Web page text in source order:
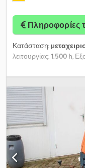
Πληροφορίες
Κατάσταση:
λειτουργίας:1.500 h,
WackerNeuson Τύπος:
WNCE0606K00002757
Έκδοση A 7.0,
αερανάρτηση, δίδυμοι
εργασίας,
κυκλοφορίας σύμφωνα
βραχίονας κουβά
εξοπλισμός:
3ος υδραυλικός
AUX V,